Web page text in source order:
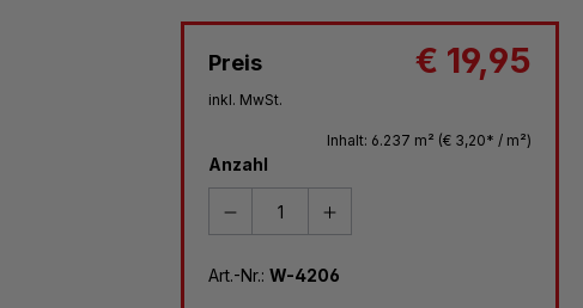
Preis € 19,95
inkl. MwSt.
Inhalt: 6.237 m² (€ 3,20* / m²)
Anzahl
Art.-Nr.: W-4206